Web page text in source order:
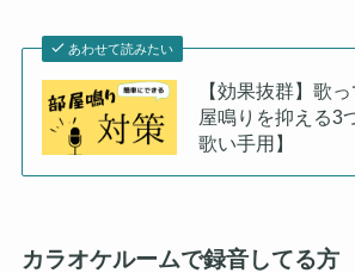
あわせて読みたい
【効果抜群】歌
屋鳴りを抑える3
歌い手用】
カラオケルームで録音してる方